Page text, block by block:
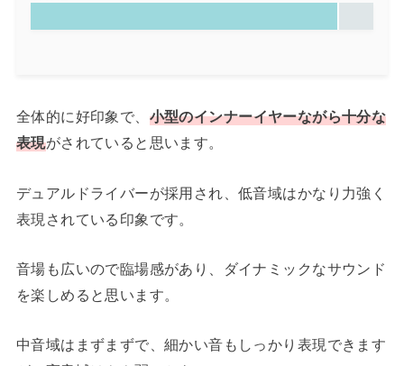
全体的に好印象で、 小型のインナーイヤーながら十分な
表現がされていると思います。
デュアルドライバーが採用され、低音域はかなり力強く
表現されている印象です。
音場も広いので臨場感があり、ダイナミックなサウンド
を楽しめると思います。
中音域はまずまずで、細かい音もしっかり表現できます